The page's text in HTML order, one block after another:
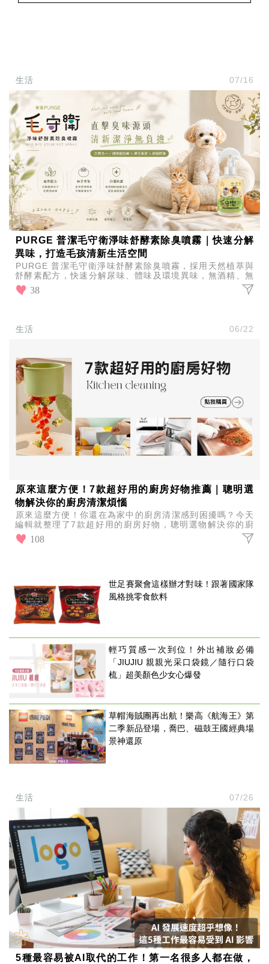
生活 07/16
PURGE 普潔毛守衛淨味舒酵素除臭噴霧｜快速分解
異味，打造毛孩清新生活空間
PURGE 普潔毛守衛淨味舒酵素除臭噴霧，採用天然植萃與
舒酵素配方，快速分解尿味、體味及環境異味，無酒精、無
香精，貓狗皆適用，打造毛孩安心又清新的居家生活。
38
生活 06/22
原來這麼方便！7款超好用的廚房好物推薦｜聰明選
物解決你的廚房清潔煩惱
原來這麼方便！你還在為家中的廚房清潔感到困擾嗎？今天
編輯就整理了7款超好用的廚房好物，聰明選物解決你的廚
房清潔煩惱，輕鬆維護廚房的乾淨整潔！
108
世足賽聚會這樣辦才對味！跟著國家隊
風格挑零食飲料
輕巧質感一次到位！外出補妝必備
「JIUJIU 親親光采口袋鏡／隨行口袋
梳」超美顏色少女心爆發
草帽海賊團再出航！樂高《航海王》第
二季新品登場，喬巴、磁鼓王國經典場
景神還原
生活 07/26
5種最容易被AI取代的工作！第一名很多人都在做，